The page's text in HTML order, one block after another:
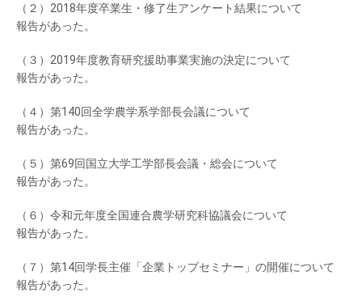
（２）2018年度卒業生・修了生アンケート結果について
報告があった。
（３）2019年度教育研究援助事業実施の決定について
報告があった。
（４）第140回全学農学系学部長会議について
報告があった。
（５）第69回国立大学工学部長会議・総会について
報告があった。
（６）令和元年度全国連合農学研究科協議会について
報告があった。
（７）第14回学長主催「企業トップセミナー」の開催について
報告があった。